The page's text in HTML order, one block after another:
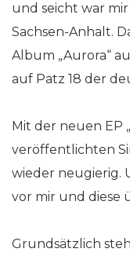
und seicht war
Sachsen-Anhalt.
Album „Aurora“
auf Patz 18 der
Mit der neuen EP
veröffentlichten
wieder neugierig.
vor mir und diese
Grundsätzlich